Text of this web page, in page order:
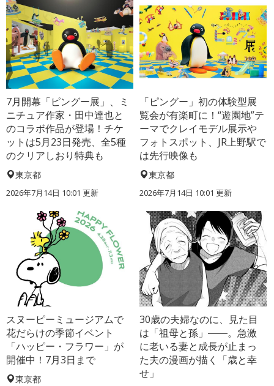
7月開幕「ピングー展」、ミ
ニチュア作家・田中達也と
のコラボ作品が登場！チケ
ットは5月23日発売、全5種
のクリアしおり特典も
東京都
2026年7月14日 10:01 更新
「ピングー」初の体験型展
覧会が有楽町に！“遊園地”テ
ーマでクレイモデル展示や
フォトスポット、JR上野駅で
は先行映像も
東京都
2026年7月14日 10:01 更新
スヌーピーミュージアムで
花だらけの季節イベント
「ハッピー・フラワー」が
開催中！7月3日まで
東京都
30歳の夫婦なのに、見た目
は「祖母と孫」――。急激
に老いる妻と成長が止まっ
た夫の漫画が描く「歳と幸
せ」